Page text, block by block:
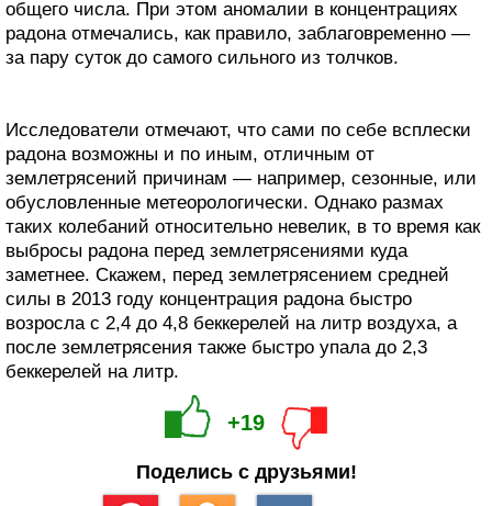
общего числа. При этом аномалии в концентрациях
радона отмечались, как правило, заблаговременно —
за пару суток до самого сильного из толчков.
Исследователи отмечают, что сами по себе всплески
радона возможны и по иным, отличным от
землетрясений причинам — например, сезонные, или
обусловленные метеорологически. Однако размах
таких колебаний относительно невелик, в то время как
выбросы радона перед землетрясениями куда
заметнее. Скажем, перед землетрясением средней
силы в 2013 году концентрация радона быстро
возросла с 2,4 до 4,8 беккерелей на литр воздуха, а
после землетрясения также быстро упала до 2,3
беккерелей на литр.
+19
Поделись с друзьями!